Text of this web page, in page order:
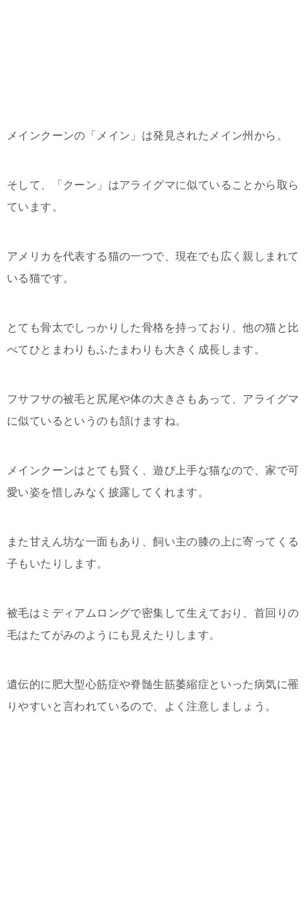
メインクーンの「メイン」は発見されたメイン州から。
そして、「クーン」はアライグマに似ていることから取ら
ています。
アメリカを代表する猫の一つで、現在でも広く親しまれて
いる猫です。
とても骨太でしっかりした骨格を持っており、他の猫と比
べてひとまわりもふたまわりも大きく成長します。
フサフサの被毛と尻尾や体の大きさもあって、アライグマ
に似ているというのも頷けますね。
メインクーンはとても賢く、遊び上手な猫なので、家で可
愛い姿を惜しみなく披露してくれます。
また甘えん坊な一面もあり、飼い主の膝の上に寄ってくる
子もいたりします。
被毛はミディアムロングで密集して生えており、首回りの
毛はたてがみのようにも見えたりします。
遺伝的に肥大型心筋症や脊髄生筋萎縮症といった病気に罹
りやすいと言われているので、よく注意しましょう。